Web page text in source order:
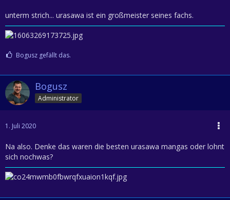
unterm strich... urasawa ist ein großmeister seines fachs.
Bogusz gefällt das.
Bogusz
Administrator
1. Juli 2020
Na also. Denke das waren die besten urasawa mangas oder lohnt
sich nochwas?